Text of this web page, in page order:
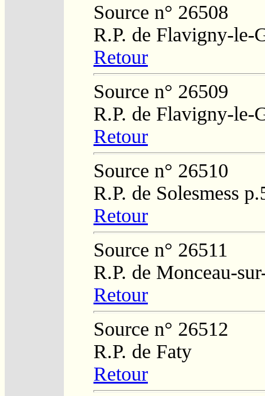
Source n° 26508
R.P. de Flavigny-le-
Retour
Source n° 26509
R.P. de Flavigny-le-
Retour
Source n° 26510
R.P. de Solesmess
Retour
Source n° 26511
R.P. de Monceau-
Retour
Source n° 26512
R.P. de Faty
Retour